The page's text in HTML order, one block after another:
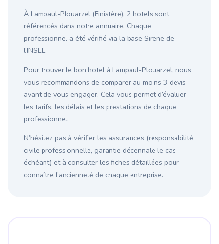
À Lampaul-Plouarzel (Finistère), 2 hotels sont
référencés dans notre annuaire. Chaque
professionnel a été vérifié via la base Sirene de
l’INSEE.
Pour trouver le bon hotel à Lampaul-Plouarzel, nous
vous recommandons de comparer au moins 3 devis
avant de vous engager. Cela vous permet d’évaluer
les tarifs, les délais et les prestations de chaque
professionnel.
N’hésitez pas à vérifier les assurances (responsabilité
civile professionnelle, garantie décennale le cas
échéant) et à consulter les fiches détaillées pour
connaître l’ancienneté de chaque entreprise.